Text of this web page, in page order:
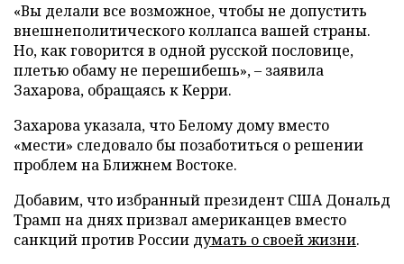
«Вы делали все возможное, чтобы не допустить
внешнеполитического коллапса вашей страны.
Но, как говорится в одной русской пословице,
плетью обаму не перешибешь», – заявила
Захарова, обращаясь к Керри.
Захарова указала, что Белому дому вместо
«мести» следовало бы позаботиться о решении
проблем на Ближнем Востоке.
Добавим, что избранный президент США Дональд
Трамп на днях призвал американцев вместо
санкций против России думать о своей жизни.